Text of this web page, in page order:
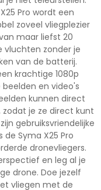
Pro wordt een
zoveel vliegplezier
maar liefst 20
vluchten zonder je
van de batterij.
krachtige 1080p
en video's
kunnen direct
je ze direct kunt
gebruiksvriendelijke
Syma X25 Pro
dronevliegers.
en leg al je
drone. Doe jezelf
vliegen met de